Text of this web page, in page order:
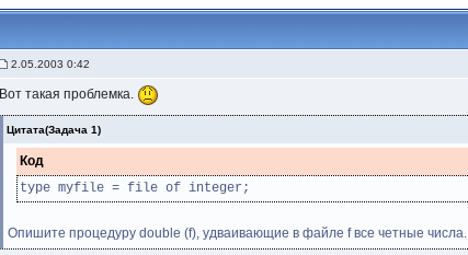
2.05.2003 0:42
Вот такая проблемка.
Цитата(Задача 1)
Код
type myfile = file of integer;
Опишите процедуру double (f), удваивающие в файле f все четные числа.